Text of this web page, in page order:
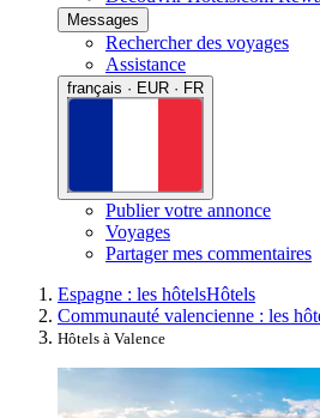
Messages
Rechercher des voyages
Assistance
français · EUR · FR
Publier votre annonce
Voyages
Partager mes commentaires
Espagne : les hôtelsHôtels
Communauté valencienne : les
Hôtels à Valence